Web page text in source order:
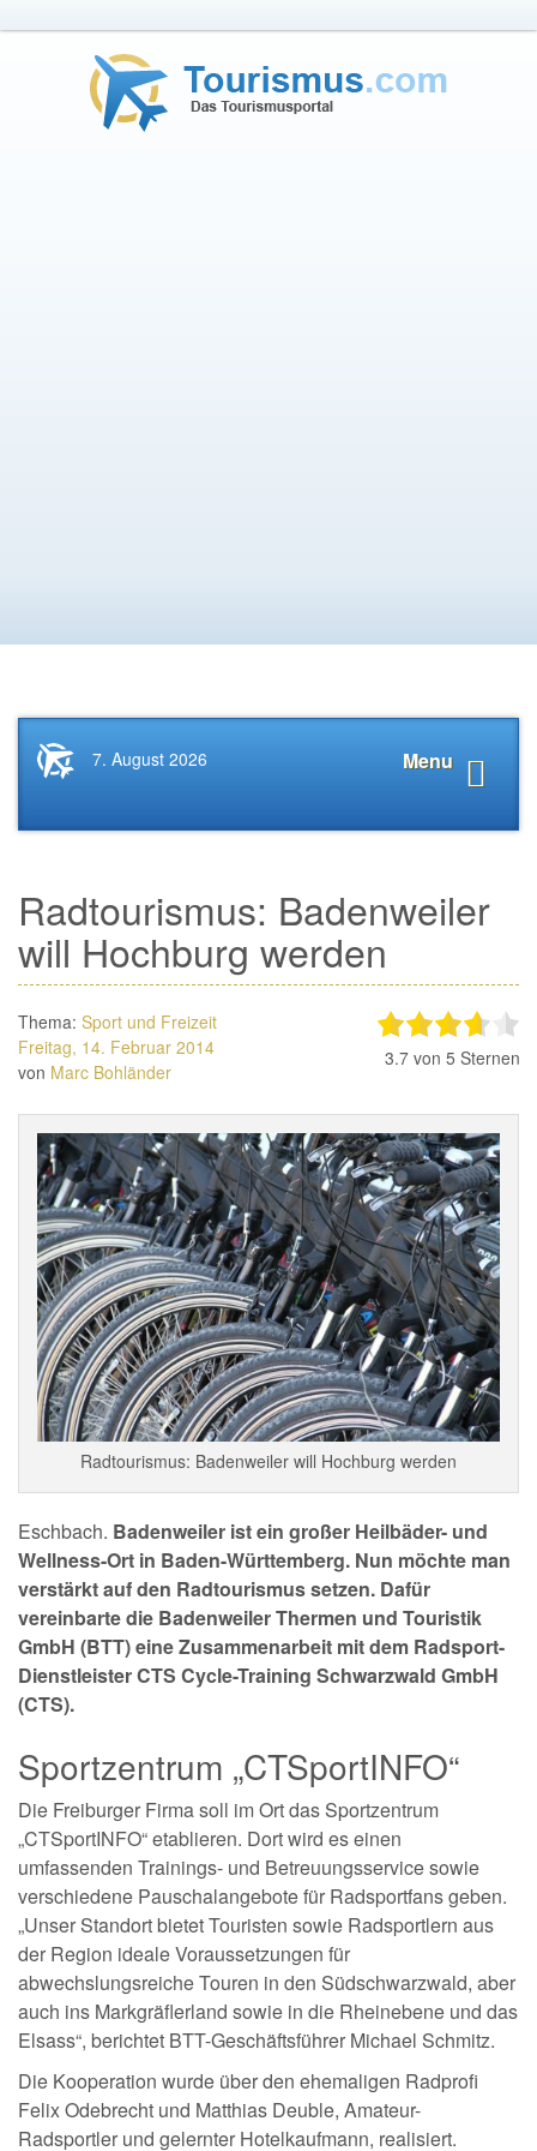
Startseite
News.Tourismus.com
Menu
7. August 2026
Radtourismus: Badenweiler
will Hochburg werden
Thema: Sport und Freizeit
Freitag, 14. Februar 2014
von Marc Bohländer
3.7von 5 Sternen
Radtourismus: Badenweiler will Hochburg werden
Eschbach. Badenweiler ist ein großer Heilbäder- und
Wellness-Ort in Baden-Württemberg. Nun möchte man
verstärkt auf den Radtourismus setzen. Dafür
vereinbarte die Badenweiler Thermen und Touristik
GmbH (BTT) eine Zusammenarbeit mit dem Radsport-
Dienstleister CTS Cycle-Training Schwarzwald GmbH
(CTS).
Sportzentrum „CTSportINFO“
Die Freiburger Firma soll im Ort das Sportzentrum
„CTSportINFO“ etablieren. Dort wird es einen
umfassenden Trainings- und Betreuungsservice sowie
verschiedene Pauschalangebote für Radsportfans geben.
„Unser Standort bietet Touristen sowie Radsportlern aus
der Region ideale Voraussetzungen für
abwechslungsreiche Touren in den Südschwarzwald, aber
auch ins Markgräflerland sowie in die Rheinebene und das
Elsass“, berichtet BTT-Geschäftsführer Michael Schmitz.
Die Kooperation wurde über den ehemaligen Radprofi
Felix Odebrecht und Matthias Deuble, Amateur-
Radsportler und gelernter Hotelkaufmann, realisiert.